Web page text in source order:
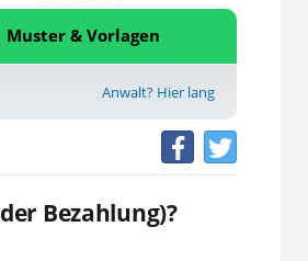
Muster & Vorlagen
Anwalt? Hier lang
Bezahlung)?